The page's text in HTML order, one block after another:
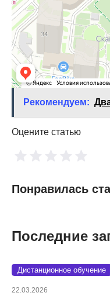
Рекомендуем:
Оцените статью
Понравилась
Последние
Дистанционное обучение
22.03.2026